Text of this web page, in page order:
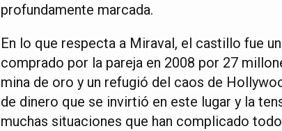
profundamente marcada.
En lo que respecta a Miraval, el castillo fue
comprado por la pareja en 2008 por 27
mina de oro y un refugió del caos de
de dinero que se invirtió en este lugar y la
muchas situaciones que han complicado